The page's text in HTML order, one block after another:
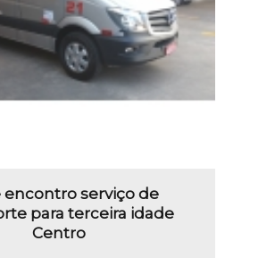
encontro serviço de
para terceira idade
Centro